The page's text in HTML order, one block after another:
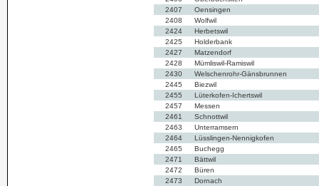
2407
Oensingen
2408
Wolfwil
2424
Herbetswil
2425
Holderbank
2427
Matzendorf
2428
Mümliswil-Ramiswil
2430
Welschenrohr-Gänsbrunnen
2445
Biezwil
2455
Lüterkofen-Ichertswil
2457
Messen
2461
Schnottwil
2463
Unterramsern
2464
Lüsslingen-Nennigkofen
2465
Buchegg
2471
Bättwil
2472
Büren
2473
Dornach